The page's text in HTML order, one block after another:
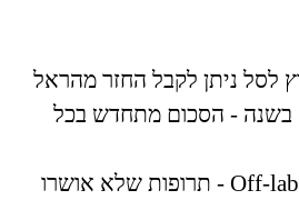
לסל ניתן לקבל החזר מהראל
1,000,000 ₪ בשנה - הסכום מתחדש בכל
כיסוי לתרופות Off-label - תרופות שלא אושרו